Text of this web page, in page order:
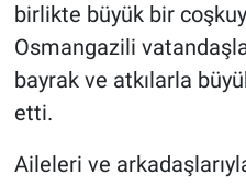
birlikte büyük bir
Osmangazili
bayrak ve atkılarla
etti.
Aileleri ve